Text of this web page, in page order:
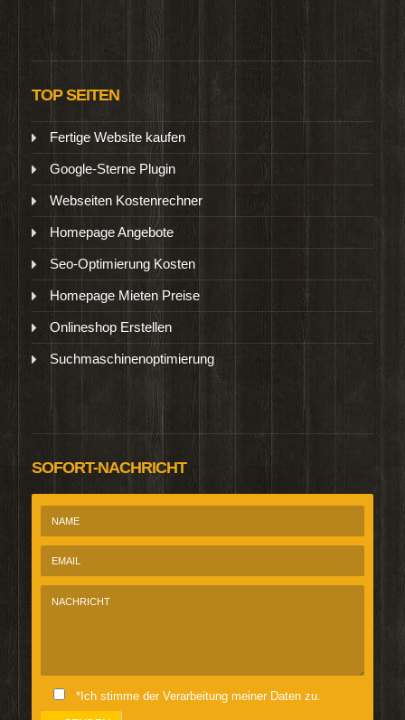
TOP SEITEN
Fertige Website kaufen
Google-Sterne Plugin
Webseiten Kostenrechner
Homepage Angebote
Seo-Optimierung Kosten
Homepage Mieten Preise
Onlineshop Erstellen
Suchmaschinenoptimierung
SOFORT-NACHRICHT
*Ich stimme der Verarbeitung meiner Daten zu.